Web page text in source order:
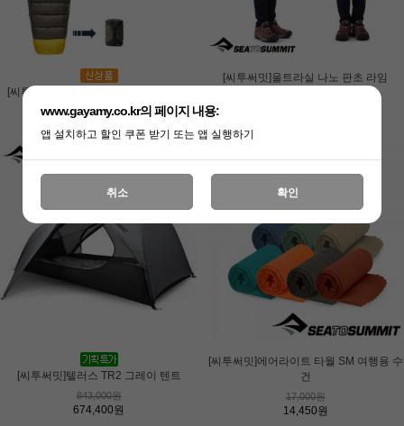
[오클리]FROGSKINS (A) POLISHED
BLACK PRIZM BL...
227,000원
181,600원
[오클리]EVZERO PATH (A) MATTE
[오클리]EYEJACKET REDUX SILVER
PRIZM BLACK PO...
[오클리]EYEJACKET REDUX MATTE
BLACK PRIZM GRE...
(JBEJXUBS793) /...
79,000원
79,000원
[몽벨]컴팩트 파이어 핏 (JBEIXUPF371)
[몽벨]포켓터블 라이트 숄더백 S I
(JBEJXUES268...
[몽벨]트레킹 썬글라스 (JBEJXUZY223)
/BROWN
[씨투써밋]스파크 7℃ 다운 침낭 시리즈
486,000원
[씨투써밋]울트라실 나노 판초 라임
[씨투써밋]텔러스 TR2 그레이 텐트
843,000원
674,400원
[씨투써밋]에어라이트 타월 SM 여행용 수
건
17,000원
14,450원
행사[프리즘]크레모아 클립팬 플러스
54,000원
[프리즘]크레모아 프리지2 캠핑냉장고
[프리즘]크레모아 3페이스 미니 (CLF-
500)_라이...
79,000원
행사[프리즘]크레모아 클립팬 /라이트 그
레이 휴...
34,000원
[니모]조르 NX 레귤러/와이드 자충형 에어
매트
188,000원
169,200원
[니모]아톰 오스모 2P 4계절 백패킹 텐트
행사[니모]리프 맨 15 EP 롱 2026 + 닉왁
스 다운...
[니모]오라 롱/와이드 자충형 에어매트
188,000원
www.gayamy.co.kr의 페이지 내용:
앱 설치하고 할인 쿠폰 받기 또는 앱 실행하기
취소 확인